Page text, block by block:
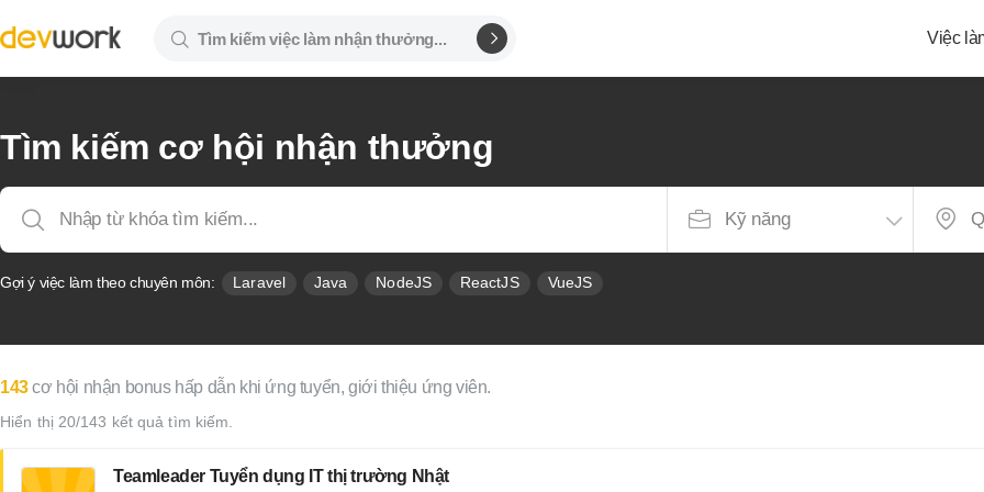
Việc
Tìm kiếm cơ hội nhận thưởng
Gợi ý việc làm theo chuyên môn: Laravel Java NodeJS ReactJS VueJS
143cơ hội nhận bonus hấp dẫn khi ứng tuyển, giới thiệu ứng viên.
Hiển thị 20/143 kết quả tìm kiếm.
Teamleader Tuyển dụng IT thị trường Nhật